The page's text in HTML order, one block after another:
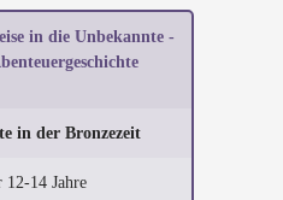
in die Unbekannte -
in der Bronzezeit
12-14 Jahre